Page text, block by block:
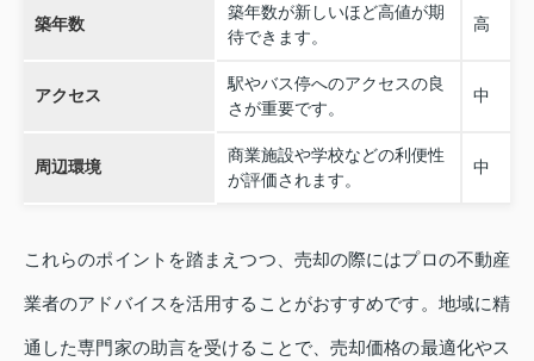
築年数
築年数が新しいほど高値が期
待できます。
高
アクセス
駅やバス停へのアクセスの良
さが重要です。
中
周辺環境
商業施設や学校などの利便性
が評価されます。
中
これらのポイントを踏まえつつ、売却の際にはプロの不動産
業者のアドバイスを活用することがおすすめです。地域に精
通した専門家の助言を受けることで、売却価格の最適化やス